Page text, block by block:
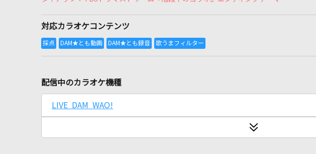
対応カラオケコンテンツ
配信中のカラオケ機種
LIVE DAM WAO!